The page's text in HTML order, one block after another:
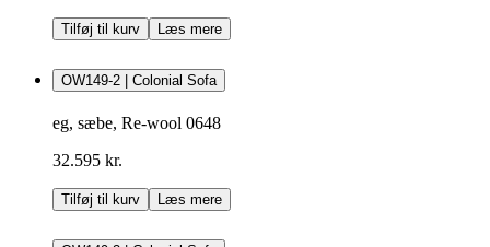
Tilføj til kurv Læs mere
OW149-2 | Colonial Sofa
eg, sæbe, Re-wool 0648
32.595 kr.
Tilføj til kurv Læs mere